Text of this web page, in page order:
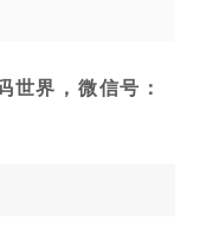
世界，微信号：